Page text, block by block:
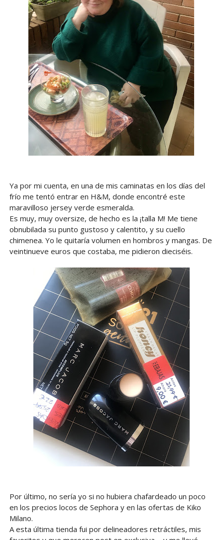
Ya por mi cuenta, en una de mis caminatas en los días del
frío me tentó entrar en H&M, donde encontré este
maravilloso jersey verde esmeralda.
Es muy, muy oversize, de hecho es la ¡talla M! Me tiene
obnubilada su punto gustoso y calentito, y su cuello
chimenea. Yo le quitaría volumen en hombros y mangas. De
veintinueve euros que costaba, me pidieron dieciséis.
Por último, no sería yo si no hubiera chafardeado un poco
en los precios locos de Sephora y en las ofertas de Kiko
Milano.
A esta última tienda fui por delineadores retráctiles, mis